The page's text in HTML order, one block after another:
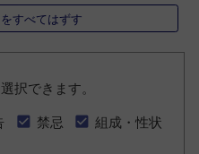
すべてはずす
択できます。
禁忌
組成・性状